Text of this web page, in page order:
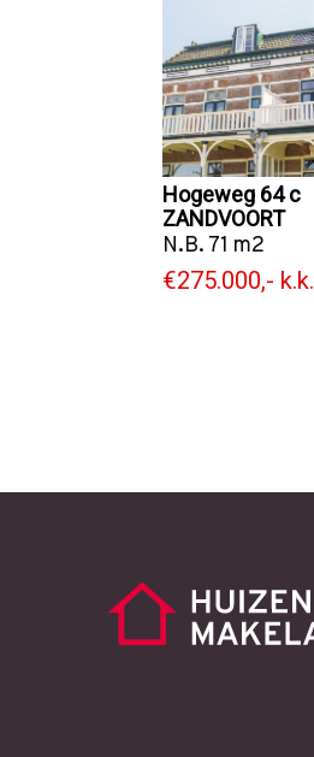
Hogeweg 64 c
ZANDVOORT
N.B. 71 m2
€275.000,- k.k.